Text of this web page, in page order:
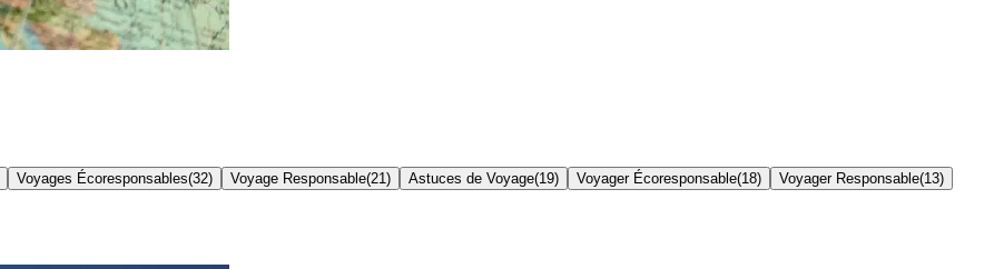
Voyages Écoresponsables(32) Voyage Responsable(21 ) Astuces de Voyage(19) Voyager Écoresponsable(18) Voyager Responsable(13)